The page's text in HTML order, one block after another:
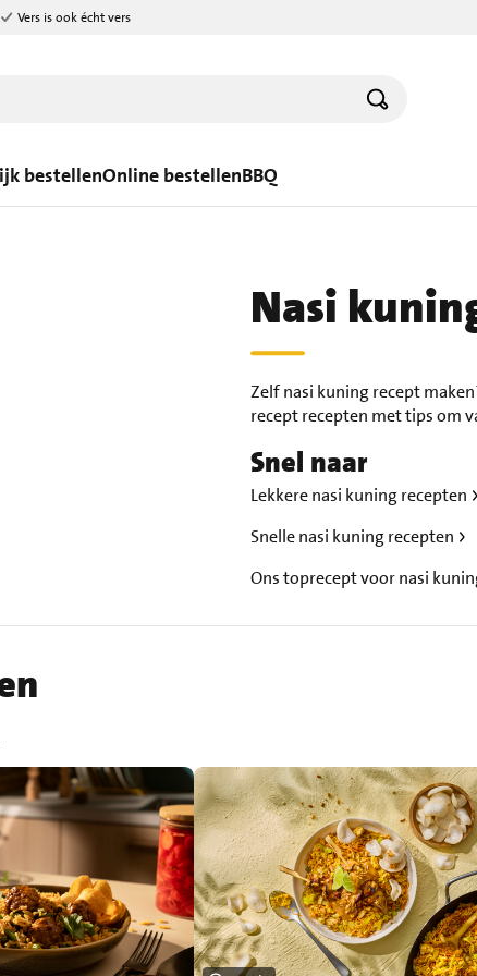
Vers is ook écht vers
bestellenOnline bestellenBBQ
Nasi
Zelf nasi kuning recept
recept recepten met tips om
Snel naar
Lekkere nasi kuning recepten
Snelle nasi kuning recepten
Ons toprecept voor nasi